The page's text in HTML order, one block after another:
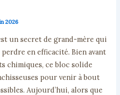
2026
un secret de grand-mère qui
en efficacité. Bien avant
chimiques, ce bloc solide
pour venir à bout
Aujourd’hui, alors que